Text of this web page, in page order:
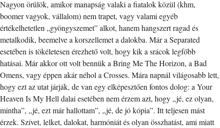
Nagyon örülök, amikor manapság valaki a fiatalok közül (khm,
boomer vagyok, vállalom) nem trapet, vagy valami egyéb
értékelhetetlen „gyöngyszemet” alkot, hanem hangszert ragad és
metalkodik, beemelve a korszellemet a dalokba. Már a Separated
esetében is tökéletesen érezhető volt, hogy kik a srácok legfőbb
hatásai. Már akkor ott volt bennük a Bring Me The Horizon, a Bad
Omens, vagy éppen akár néhol a Crosses. Mára napnál világosabb lett,
hogy ezt az utat járják, de van egy elképesztően fontos dolog: a Your
Heaven Is My Hell dalai esetében nem érzem azt, hogy „jé, ez olyan,
mintha”, „jé, ezt már hallottam”, „jé, de jó kópia”. Itt teljesen mást
érzek. Szívet, lelket, dalokat, harmóniát és olyan összhatást, ami miatt